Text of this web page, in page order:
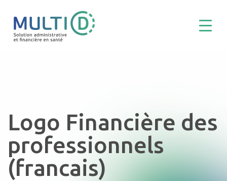
Logo Financière des
professionnels
(francais)